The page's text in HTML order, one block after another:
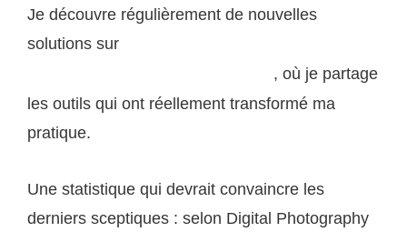
Je découvre régulièrement de nouvelles
solutions sur
, où je partage
les outils qui ont réellement transformé ma
pratique.
Une statistique qui devrait convaincre les
derniers sceptiques : selon Digital Photography